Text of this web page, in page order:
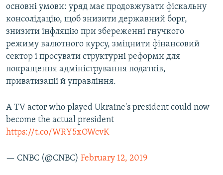
основні умови: уряд має продовжувати фіскальну
консолідацію, щоб знизити державний борг,
знизити інфляцію при збереженні гнучкого
режиму валютного курсу, зміцнити фінансовий
сектор і просувати структурні реформи для
покращення адміністрування податків,
приватизації й управління.
A TV actor who played Ukraine's president could now
become the actual president
https://t.co/WRY5xOWcvK
— CNBC (@CNBC) February 12, 2019